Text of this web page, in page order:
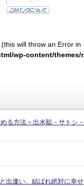
will throw an Error in
wp-content/themes/r
る方法＜出水聡－サトシ－
出逢い、結ばれ絶対に幸せ